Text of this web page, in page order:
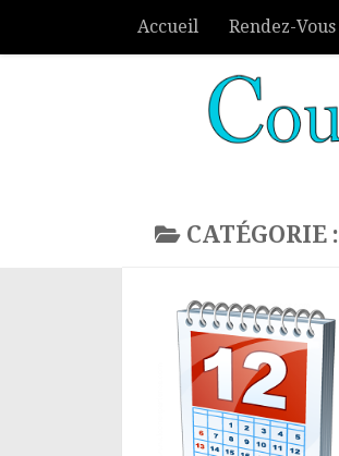
Skip to contentAccueil Rendez-Vous
CATÉGORIE :